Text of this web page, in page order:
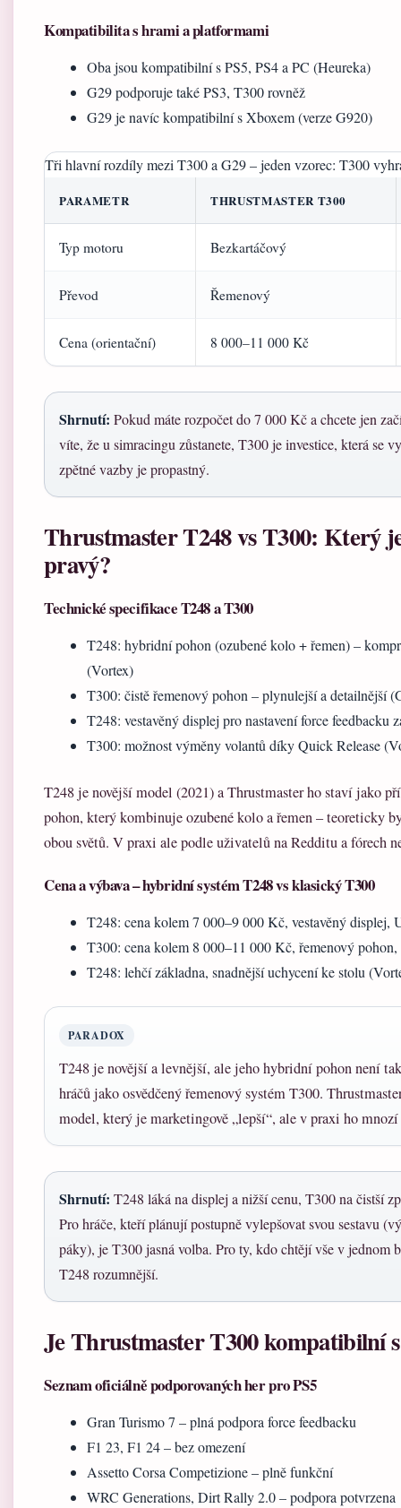
Kompatibilita s hrami a platformami
Oba jsou kompatibilní s PS5, PS4 a PC (Heureka)
G29 podporuje také PS3, T300 rovněž
G29 je navíc kompatibilní s Xboxem (verze G920)
Tři hlavní rozdíly mezi T300 a G29 – jeden vzorec: T300
PARAMETR THRUSTMASTER T300
Typ motoru Bezkartáčový
Převod Řemenový
Cena (orientační) 8 000–11 000 Kč
Shrnutí: Pokud máte rozpočet do 7 000 Kč a chcete jen
víte, že u simracingu zůstanete, T300 je investice, která se
zpětné vazby je propastný.
Thrustmaster T248 vs T300: Který
pravý?
Technické specifikace T248 a T300
T248: hybridní pohon (ozubené kolo + řemen) –
(Vortex)
T300: čistě řemenový pohon – plynulejší a detailnější
T248: vestavěný displej pro nastavení force feedbacku
T300: možnost výměny volantů díky Quick Release
T248 je novější model (2021) a Thrustmaster ho staví jako
pohon, který kombinuje ozubené kolo a řemen – teoreticky
obou světů. V praxi ale podle uživatelů na Redditu a fórech
Cena a výbava – hybridní systém T248 vs klasický T300
T248: cena kolem 7 000–9 000 Kč, vestavěný displej,
T300: cena kolem 8 000–11 000 Kč, řemenový
T248: lehčí základna, snadnější uchycení ke stolu
PARADOX
T248 je novější a levnější, ale jeho hybridní pohon není
hráčů jako osvědčený řemenový systém T300.
model, který je marketingově „lepší“, ale v praxi ho
Shrnutí: T248 láká na displej a nižší cenu, T300 na čistší
Pro hráče, kteří plánují postupně vylepšovat svou sestavu
páky), je T300 jasná volba. Pro ty, kdo chtějí vše v jednom
T248 rozumnější.
Je Thrustmaster T300 kompatibilní
Seznam oficiálně podporovaných her pro PS5
Gran Turismo 7 – plná podpora force feedbacku
F1 23, F1 24 – bez omezení
Assetto Corsa Competizione – plně funkční
WRC Generations, Dirt Rally 2.0 – podpora potvrzena